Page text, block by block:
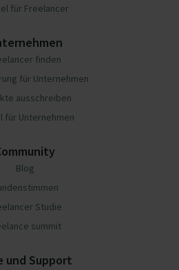
für Freelancer
finden
für Unternehmen
ausschreiben
für Unternehmen
Blog
Studie
summit
und Support